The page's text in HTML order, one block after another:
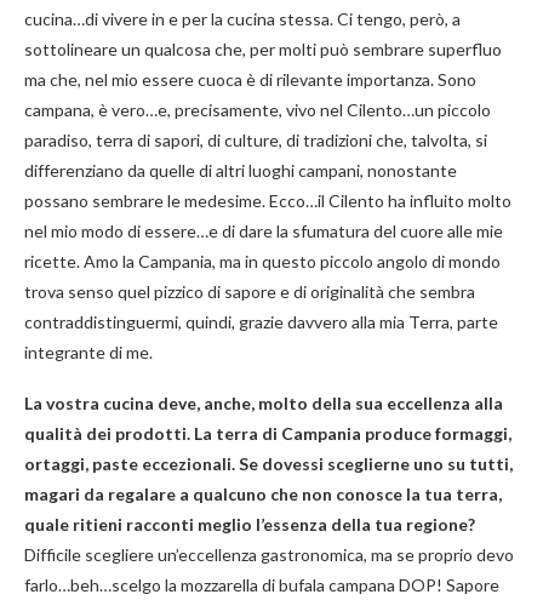
cucina…di vivere in e per la cucina stessa. Ci tengo, però, a
sottolineare un qualcosa che, per molti può sembrare superfluo
ma che, nel mio essere cuoca è di rilevante importanza. Sono
campana, è vero…e, precisamente, vivo nel Cilento…un piccolo
paradiso, terra di sapori, di culture, di tradizioni che, talvolta, si
differenziano da quelle di altri luoghi campani, nonostante
possano sembrare le medesime. Ecco…il Cilento ha influito molto
nel mio modo di essere…e di dare la sfumatura del cuore alle mie
ricette. Amo la Campania, ma in questo piccolo angolo di mondo
trova senso quel pizzico di sapore e di originalità che sembra
contraddistinguermi, quindi, grazie davvero alla mia Terra, parte
integrante di me.
La vostra cucina deve, anche, molto della sua eccellenza alla
qualità dei prodotti. La terra di Campania produce formaggi,
ortaggi, paste eccezionali. Se dovessi sceglierne uno su tutti,
magari da regalare a qualcuno che non conosce la tua terra,
quale ritieni racconti meglio l’essenza della tua regione?
Difficile scegliere un’eccellenza gastronomica, ma se proprio devo
farlo…beh…scelgo la mozzarella di bufala campana DOP! Sapore